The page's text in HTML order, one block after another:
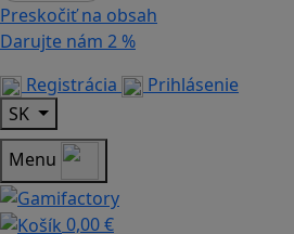
Preskočiť na obsah
Darujte nám 2 %
Registrácia
Prihlásenie
SK
Menu
0,00 €